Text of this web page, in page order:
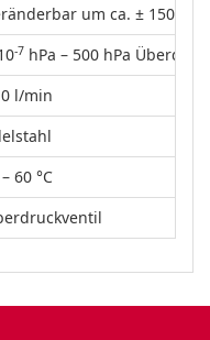
um ca. ± 150 hPa
-7 hPa – 500 hPa
l/min
60 °C